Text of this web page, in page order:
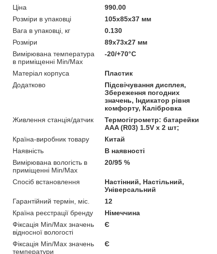
Ціна
990.00
Розміри в упаковці
105х85х37 мм
Вага в упаковці, кг
0.130
Розміри
89х73х27 мм
Вимірювана температура
в приміщенні Min/Max
-20/+70°C
Матеріал корпуса
Пластик
Додатково
Підсвічування дисплея,
Збереження погодних
значень, Індикатор рівня
комфорту, Калібровка
Живлення станція/датчик
Термогігрометр: батарейки
AАA (R03) 1.5V х 2 шт;
Країна-виробник товару
Китай
Наявність
В наявності
Вимірювана вологість в
приміщенні Min/Max
20/95 %
Спосіб встановлення
Настінний, Настільний,
Універсальний
Гарантійний термін, міс.
12
Країна реєстрації бренду
Німеччина
Фіксація Min/Max значень
відносної вологості
Є
Фіксація Min/Max значень
температури
Є